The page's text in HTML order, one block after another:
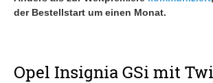
der Bestellstart um einen Monat.
Opel Insignia GSi mit